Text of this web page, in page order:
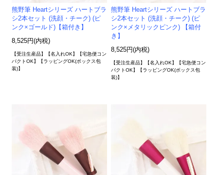
熊野筆 Heartシリーズ ハートブラ
シ2本セット (洗顔・チーク) (ピ
ンク×ゴールド)【箱付き】
8,525円(内税)
【受注生産品】【名入れOK】【宅急便コン
パクトOK】【ラッピングOK(ボックス包
装)】
熊野筆 Heartシリーズ ハートブラ
シ2本セット (洗顔・チーク) (ピ
ンク×メタリックピンク) 【箱付
き】
8,525円(内税)
【受注生産品】【名入れOK】【宅急便コン
パクトOK】【ラッピングOK(ボックス包
装)】